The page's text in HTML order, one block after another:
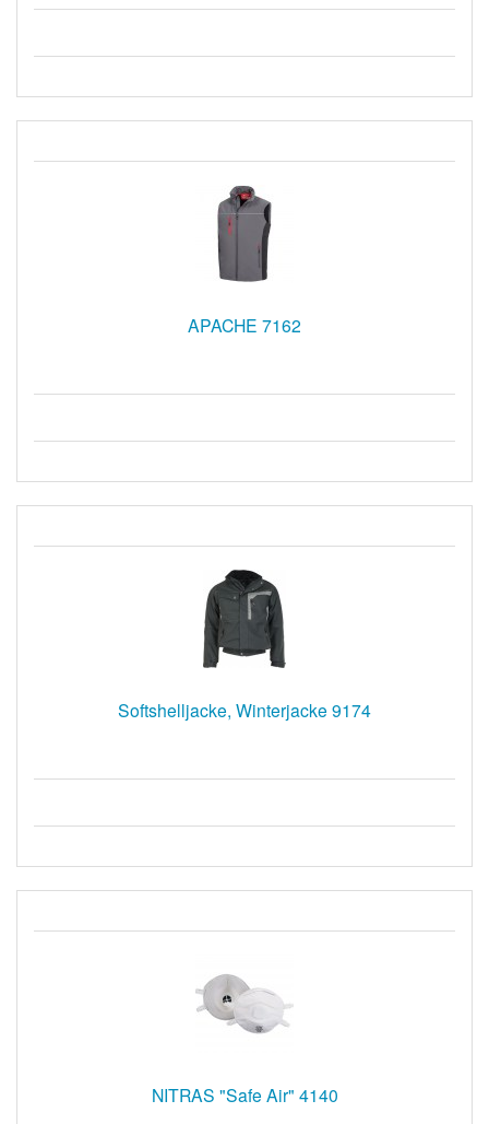
APACHE 7162
Softshelljacke, Winterjacke 9174
NITRAS "Safe Air" 4140